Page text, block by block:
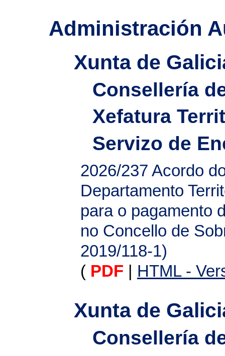
Administración
Xunta de
Consellería
Xefatura
Servizo de
2026/237 Acordo
Departamento
para o pagamento
no Concello de
2019/118-1)
( PDF HTML -
Xunta de
Consellería